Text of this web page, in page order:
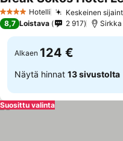
4 Tähtiluokitus
Hotelli Keskeinen
8,7 Loistava 2 917
Alkaen 124 €
Näytä hinnat 13 sivustolta
Suosittu valinta